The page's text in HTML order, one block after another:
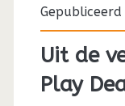
Uit de
Play